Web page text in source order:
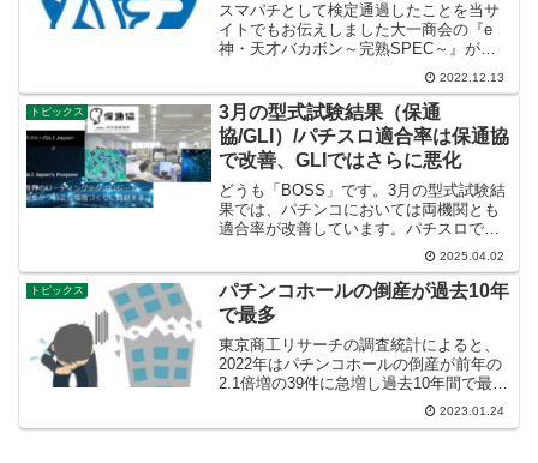
スマパチとして検定通過したことを当サ
イトでもお伝えしました大一商会の『e
神・天才バカボン～完熟SPEC～』が、
SNSでも噂になっていたように同社直営
店《大一岩塚店》（名古屋市中村区）で
フィールドテストを開始すると発表しま
した。※Web Gr...
2022.12.13
トピックス
3月の型式試験結果（保通
協/GLI）/パチスロ適合率は保通協
で改善、GLIではさらに悪化
どうも「BOSS」です。3月の型式試験結
果では、パチンコにおいては両機関とも
適合率が改善しています。パチスロでは
保通協が適合率が１月6.6％、２月
13.4％、3月20.7％と改善傾向になってい
ますが、GLIにおいては4.3％とさらに悪
化して...
2025.04.02
トピックス
パチンコホールの倒産が過去10年
で最多
東京商工リサーチの調査統計によると、
2022年はパチンコホールの倒産が前年の
2.1倍増の39件に急増し過去10年間で最多
を記録したと報告しています。以下、
livedoorNEWSから抜粋引用します。パチ
2023.01.24